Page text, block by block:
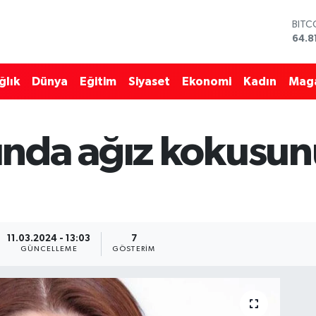
Dünya Eğitim Siyaset Ekonomi Kadın
ağız
11.03.2024 - 13:03
GÜNCELLEME
7
GÖSTERIM